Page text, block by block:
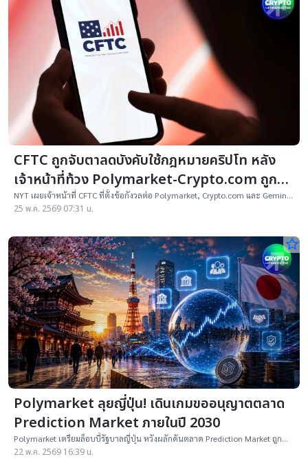
CFTC ถูกจับตาลดบังคับใช้กฎหมายคริปโท หลัง
เจ้าหน้าที่ท้วง Polymarket-Crypto.com ถูก
สอบสวน
NYT เผยเจ้าหน้าที่ CFTC ที่ตั้งข้อกังวลต่อ Polymarket, Crypto.com และ Gemini
ถูกพักงาน ขณะคดีคริปโทยุคทรัมป์ลดลงชัดเจน
25 พ.ค. 2569 07:31 น.
star_border
Polymarket ลุยญี่ปุ่น! เดินเกมขออนุญาตตลาด
Prediction Market ภายในปี 2030
Polymarket เตรียมล็อบบี้รัฐบาลญี่ปุ่น หวังผลักดันตลาด Prediction Market ถูก
กฎหมายภายในปี 2030 ท่ามกลางแรงกดดันด้านกฎระเบียบในสหรัฐฯ
22 พ.ค. 2569 16:39 น.